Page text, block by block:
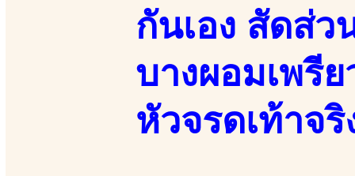
กันเอง สัดส่ว
บางผอมเพรี
หัวจรดเท้าจริ